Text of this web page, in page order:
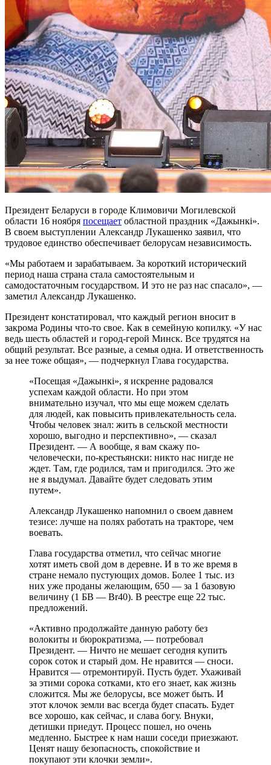
Президент Беларуси в городе Климовичи Могилевской
области 16 ноября посещает областной праздник «Дажынкi».
В своем выступлении Александр Лукашенко заявил, что
трудовое единство обеспечивает белорусам независимость.
«Мы работаем и зарабатываем. За короткий исторический
период наша страна стала самостоятельным и
самодостаточным государством. И это не раз нас спасало», —
заметил Александр Лукашенко.
Президент констатировал, что каждый регион вносит в
закрома Родины что-то свое. Как в семейную копилку. «У нас
ведь шесть областей и город-герой Минск. Все трудятся на
общий результат. Все разные, а семья одна. И ответственность
за нее тоже общая», — подчеркнул Глава государства.
«Посещая «Дажынкі», я искренне радовался
успехам каждой области. Но при этом
внимательно изучал, что мы еще можем сделать
для людей, как повысить привлекательность села.
Чтобы человек знал: жить в сельской местности
хорошо, выгодно и перспективно», — сказал
Президент. — А вообще, я вам скажу по-
человечески, по-крестьянски: никто нас нигде не
ждет. Там, где родился, там и пригодился. Это же
не я выдумал. Давайте будет следовать этим
путем».
Александр Лукашенко напомнил о своем давнем
тезисе: лучше на полях работать на тракторе, чем
воевать.
Глава государства отметил, что сейчас многие
хотят иметь свой дом в деревне. И в то же время в
стране немало пустующих домов. Более 1 тыс. из
них уже проданы желающим, 650 — за 1 базовую
величину (1 БВ — Br40). В реестре еще 22 тыс.
предложений.
«Активно продолжайте данную работу без
волокиты и бюрократизма, — потребовал
Президент. — Ничто не мешает сегодня купить
сорок соток и старый дом. Не нравится — сноси.
Нравится — отремонтируй. Пусть будет. Ухаживай
за этими сорока сотками, кто его знает, как жизнь
сложится. Мы же белорусы, все может быть. И
этот клочок земли вас всегда будет спасать. Будет
все хорошо, как сейчас, и слава богу. Внуки,
детишки приедут. Процесс пошел, но очень
медленно. Быстрее к нам наши соседи приезжают.
Ценят нашу безопасность, спокойствие и
покупают эти клочки земли».